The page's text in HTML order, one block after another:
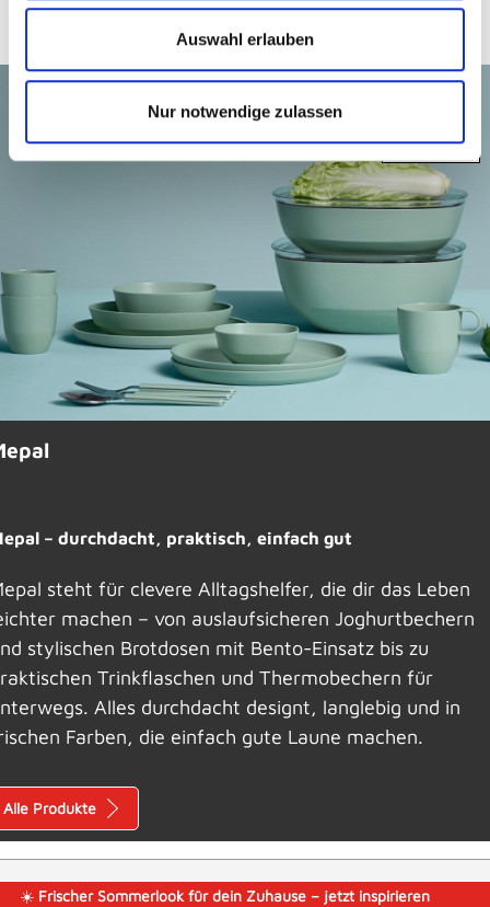
Auswahl erlauben
Nur notwendige zulassen
– durchdacht, praktisch, einfach gut
steht für clevere Alltagshelfer, die dir das Leben
machen – von auslaufsicheren Joghurtbechern
stylischen Brotdosen mit Bento-Einsatz bis zu
Trinkflaschen und Thermobechern für
Alles durchdacht designt, langlebig und in
Farben, die einfach gute Laune machen.
Alle Produkte
☀️ Frischer Sommerlook für dein Zuhause – jetzt inspirieren